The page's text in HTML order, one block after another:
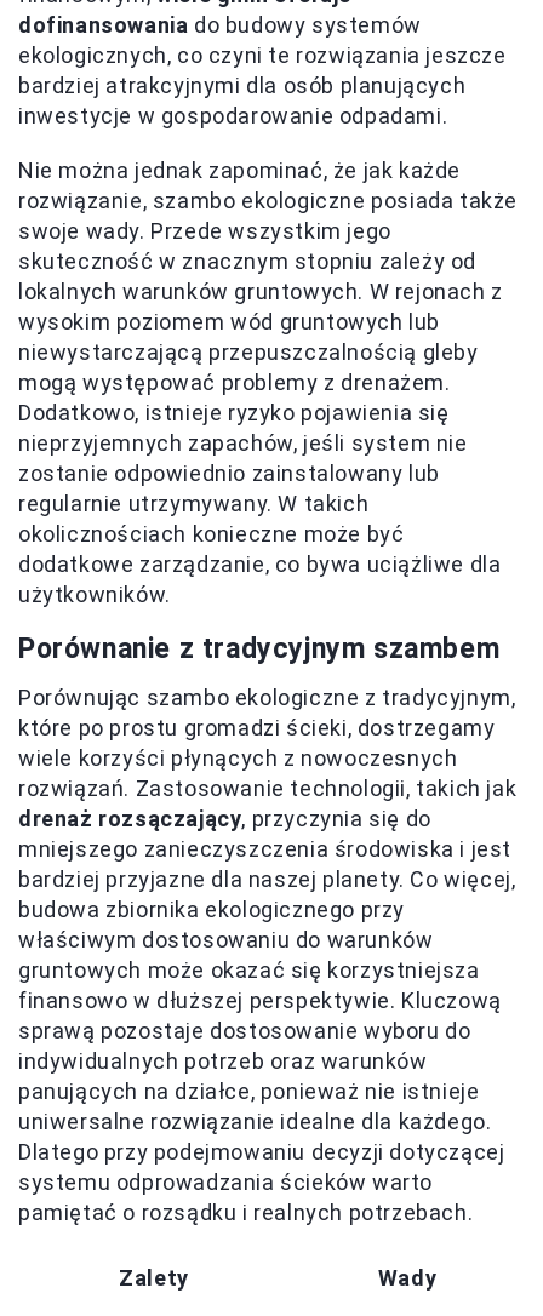
dofinansowania do budowy systemów
ekologicznych, co czyni te rozwiązania jeszcze
bardziej atrakcyjnymi dla osób planujących
inwestycje w gospodarowanie odpadami.
Nie można jednak zapominać, że jak każde
rozwiązanie, szambo ekologiczne posiada także
swoje wady. Przede wszystkim jego
skuteczność w znacznym stopniu zależy od
lokalnych warunków gruntowych. W rejonach z
wysokim poziomem wód gruntowych lub
niewystarczającą przepuszczalnością gleby
mogą występować problemy z drenażem.
Dodatkowo, istnieje ryzyko pojawienia się
nieprzyjemnych zapachów, jeśli system nie
zostanie odpowiednio zainstalowany lub
regularnie utrzymywany. W takich
okolicznościach konieczne może być
dodatkowe zarządzanie, co bywa uciążliwe dla
użytkowników.
Porównanie z tradycyjnym szambem
Porównując szambo ekologiczne z tradycyjnym,
które po prostu gromadzi ścieki, dostrzegamy
wiele korzyści płynących z nowoczesnych
rozwiązań. Zastosowanie technologii, takich jak
drenaż rozsączający, przyczynia się do
mniejszego zanieczyszczenia środowiska i jest
bardziej przyjazne dla naszej planety. Co więcej,
budowa zbiornika ekologicznego przy
właściwym dostosowaniu do warunków
gruntowych może okazać się korzystniejsza
finansowo w dłuższej perspektywie. Kluczową
sprawą pozostaje dostosowanie wyboru do
indywidualnych potrzeb oraz warunków
panujących na działce, ponieważ nie istnieje
uniwersalne rozwiązanie idealne dla każdego.
Dlatego przy podejmowaniu decyzji dotyczącej
systemu odprowadzania ścieków warto
pamiętać o rozsądku i realnych potrzebach.
Zalety Wady